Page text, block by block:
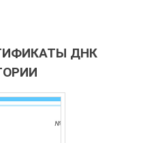
ДНК